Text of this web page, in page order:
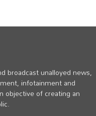
broadcast unalloyed news,
infotainment and
objective of creating an